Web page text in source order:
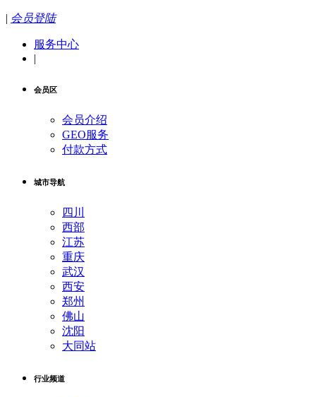
| 会员登陆
服务中心
|
会员区
会员介绍
GEO服务
付款方式
城市导航
四川
西部
江苏
重庆
武汉
西安
郑州
佛山
沈阳
大同站
行业频道